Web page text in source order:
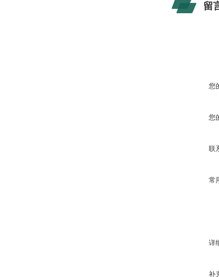
留
您
您
联
常
详
补